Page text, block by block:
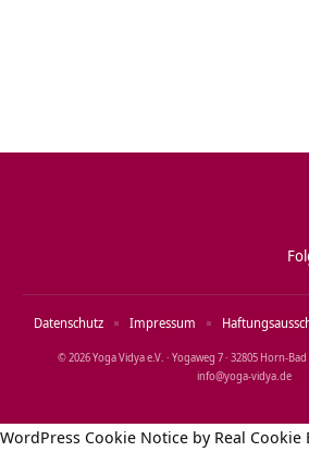
© 2026 Yoga Vidya e.V. · Yogaweg 7 · 32805 Horn‑Bad
info@yoga‑vidya.de
Datenschutz Impressum
WordPress Cookie Notice by Real Cookie